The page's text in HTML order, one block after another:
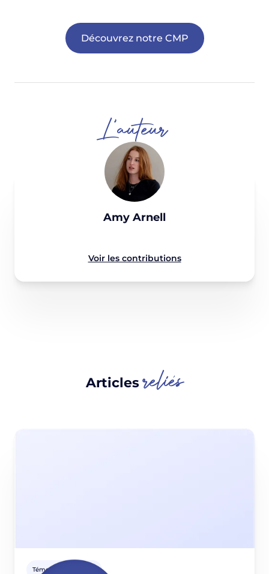
Découvrez notre CMP
L'auteur
Amy Arnell
Voir les contributions
Articlesreliés
Témoignages clients